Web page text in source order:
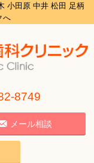
小田原 中井 松田 足柄
へ
8749
メール相談